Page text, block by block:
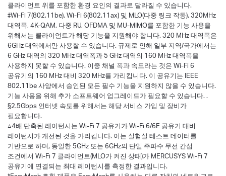
클라이언트 위를 포함한 환경 요인의 결과로 달라질 수 있습니다.
‡Wi-Fi 7(802.11be), Wi-Fi 6(802.11ax) 및 MLO(다중 링크 작동), 320MHz
대역폭, 4K-QAM, 다중 RU, OFDMA 및 MU-MIMO를 포함한 기능 사용을
위해서는 클라이언트가 해당 기능을 지원해야 합니다. 320 MHz 대역폭은
6GHz 대역에서만 사용할 수 있습니다. 규제로 인해 일부 지역/국가에서는
6 GHz 대역의 320 MHz 대역폭과 5 GHz 대역의 160 MHz 대역폭을
사용하지 못할 수 있습니다. 이중 채널 폭과 속도라는 것은 Wi-Fi 6
공유기의 160 MHz 대비 320 MHz를 가리킵니다. 이 공유기는 IEEE
802.11be 사양에서 승인된 모든 필수 기능을 지원하지 않을 수 있습니다.
기능 사용을 위해 추가 소프트웨어 업그레이드가 필요할 수 있습니다. .
§2.5Gbps 인터넷 속도를 위해서는 해당 서비스 가입 및 장비가
필요합니다.
△4배 단축된 레이턴시는 Wi-Fi 7 공유기가 Wi-Fi 6/6E 공유기 대비
레이턴시가 개선된 것을 가리킵니다. 이는 실험실 테스트 데이터를
기반으로 하며, 동일한 5GHz 또는 6GHz의 단일 주파수 무선 간섭
조건에서 Wi-Fi 7 클라이언트(MLO가 켜진 상태)가 MERCUSYS Wi-Fi 7
공유기에 연결되는 최대 레이턴시를 측정한 결과입니다.